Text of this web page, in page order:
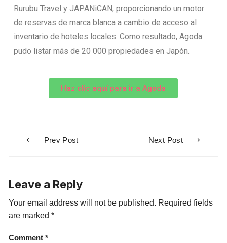
Rurubu Travel y JAPANiCAN, proporcionando un motor
de reservas de marca blanca a cambio de acceso al
inventario de hoteles locales. Como resultado, Agoda
pudo listar más de 20 000 propiedades en Japón.
Haz clic aquí para ir a Agoda
Prev Post Next Post
Leave a Reply
Your email address will not be published. Required fields
are marked*
Comment*